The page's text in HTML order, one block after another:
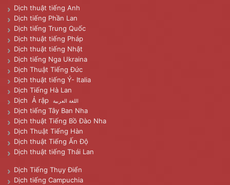
Dịch thuật tiếng Anh
Dịch tiếng Phần Lan
Dịch tiếng Trung Quốc
Dịch thuật tiếng Pháp
Dịch thuật tiếng Nhật
Dịch tiếng Nga Ukraina
Dịch Thuật Tiếng Đức
Dịch thuật tiếng Ý- Italia
Dịch Tiếng Hà Lan
Dịch Ả rập
اللغة العربية
Dịch tiếng Tây Ban Nha
Dịch thuật Tiếng Bồ Đào Nha
Dịch Thuật Tiếng Hàn
Dịch thuật Tiếng Ấn Độ
Dịch thuật tiếng Thái Lan
Dịch Tiếng Thụy Điển
Dịch tiếng Campuchia